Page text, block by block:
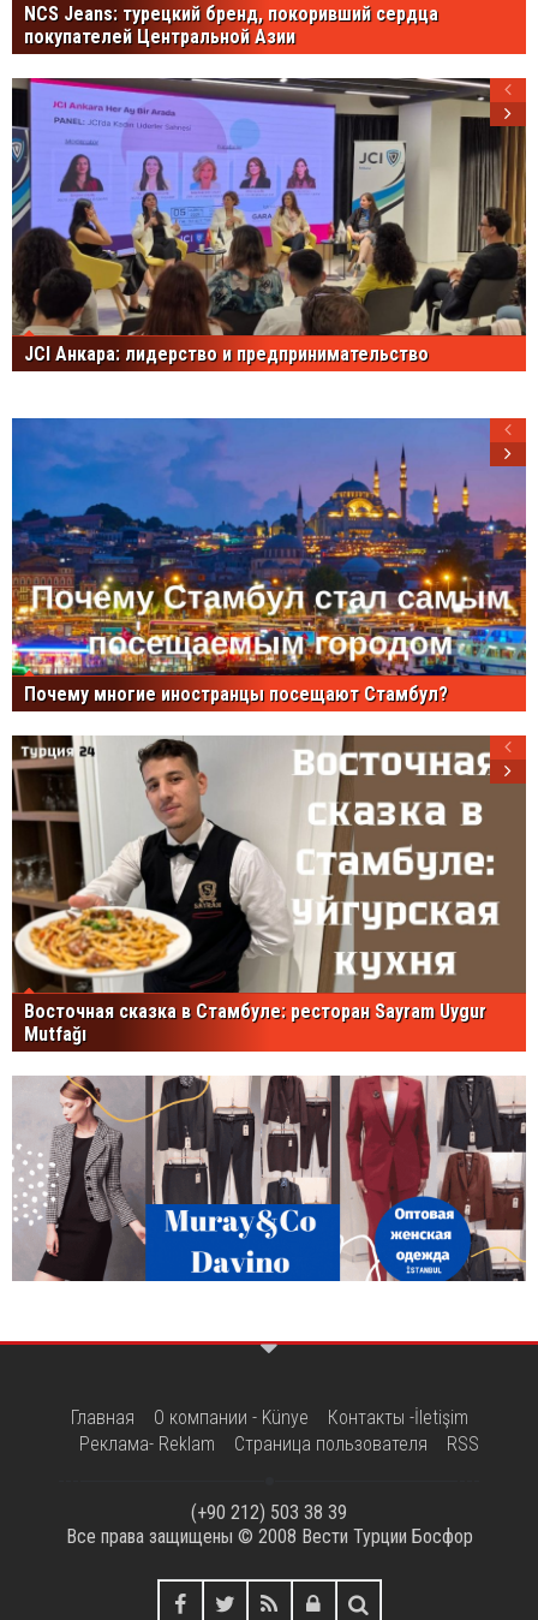
NCS Jeans: турецкий бренд, покоривший сердца
покупателей Центральной Азии
JCI Анкара: лидерство и предпринимательство
Почему многие иностранцы посещают Стамбул?
Восточная сказка в Стамбуле: ресторан Sayram Uygur
Mutfağı
Главная О компании - Künye
Контакты -İletişim
Реклама- Reklam
Страница пользователя RSS
(+90 212) 503 38 39
Все права защищены © 2008 Вести Турции Босфор